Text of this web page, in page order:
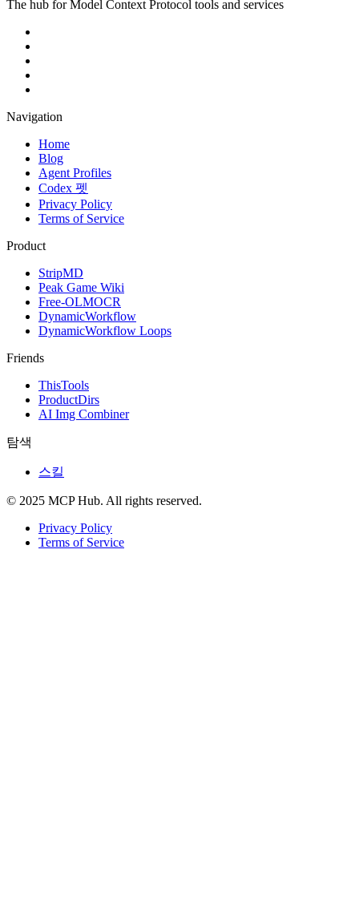
The hub for Model Context Protocol tools and services
Navigation
Home
Blog
Agent Profiles
Codex 펫
Privacy Policy
Terms of Service
Product
StripMD
Peak Game Wiki
Free-OLMOCR
DynamicWorkflow
DynamicWorkflow Loops
Friends
ThisTools
ProductDirs
AI Img Combiner
탐색
스킬
© 2025 MCP Hub. All rights reserved.
Privacy Policy
Terms of Service